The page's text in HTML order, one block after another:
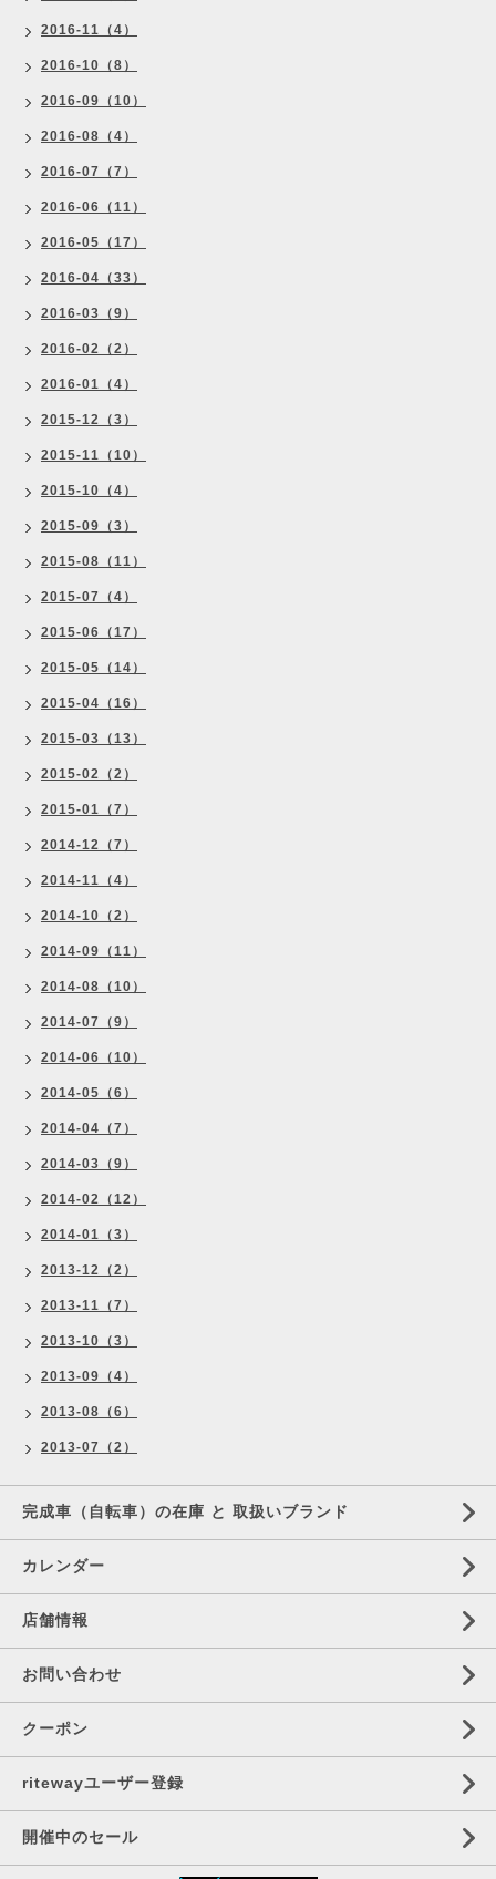
2016-11（4）
2016-10（8）
2016-09（10）
2016-08（4）
2016-07（7）
2016-06（11）
2016-05（17）
2016-04（33）
2016-03（9）
2016-02（2）
2016-01（4）
2015-12（3）
2015-11（10）
2015-10（4）
2015-09（3）
2015-08（11）
2015-07（4）
2015-06（17）
2015-05（14）
2015-04（16）
2015-03（13）
2015-02（2）
2015-01（7）
2014-12（7）
2014-11（4）
2014-10（2）
2014-09（11）
2014-08（10）
2014-07（9）
2014-06（10）
2014-05（6）
2014-04（7）
2014-03（9）
2014-02（12）
2014-01（3）
2013-12（2）
2013-11（7）
2013-10（3）
2013-09（4）
2013-08（6）
2013-07（2）
完成車（自転車）の在庫 と 取扱いブランド
カレンダー
店舗情報
お問い合わせ
クーポン
ritewayユーザー登録
開催中のセール